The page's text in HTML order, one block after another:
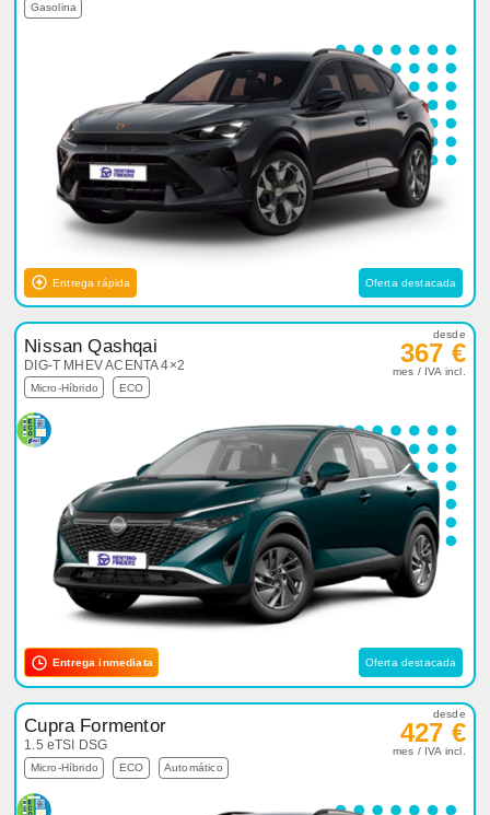
Gasolina
Entrega rápida Oferta destacada
Nissan Qashqai
DIG-T MHEV ACENTA 4×2
Micro-Híbrido ECO
desde
367 €
mes / IVA incl.
Entrega inmediata Oferta destacada
Cupra Formentor
1.5 eTSI DSG
Micro-Híbrido ECO Automático
desde
427 €
mes / IVA incl.